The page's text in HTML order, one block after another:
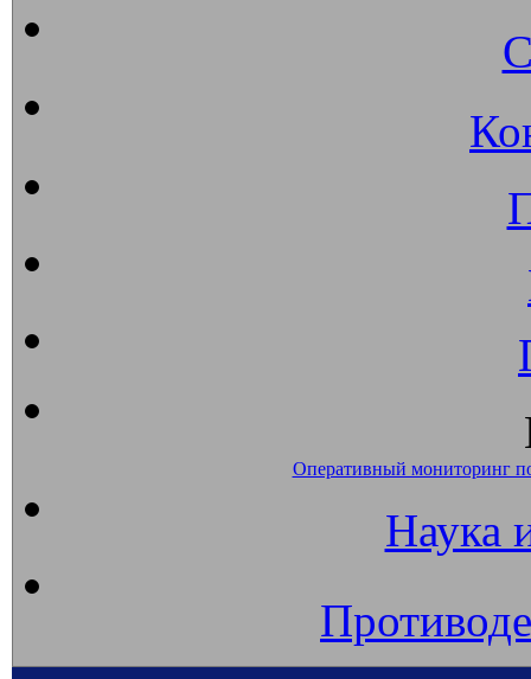
Оперативный мониторинг
Наука